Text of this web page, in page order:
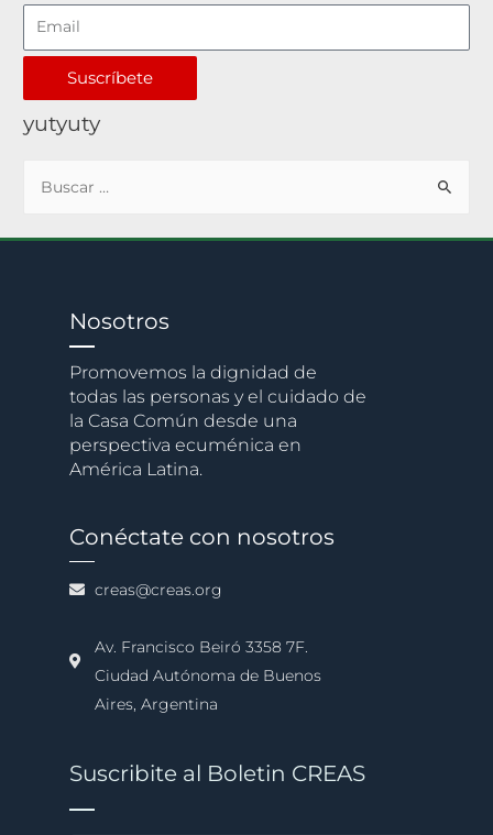
Suscríbete
yutyuty
Nosotros
Promovemos la dignidad de
todas las personas y el cuidado de
la Casa Común desde una
perspectiva ecuménica en
América Latina.
Conéctate con nosotros
creas@creas.org
Av. Francisco Beiró 3358 7F.
Ciudad Autónoma de Buenos
Aires, Argentina
Suscribite al Boletin CREAS